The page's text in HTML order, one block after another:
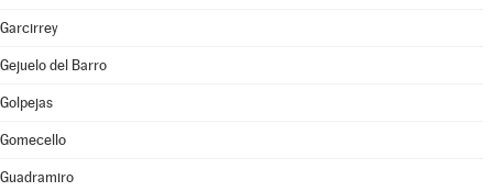
Garcirrey
Gejuelo del Barro
Golpejas
Gomecello
Guadramiro